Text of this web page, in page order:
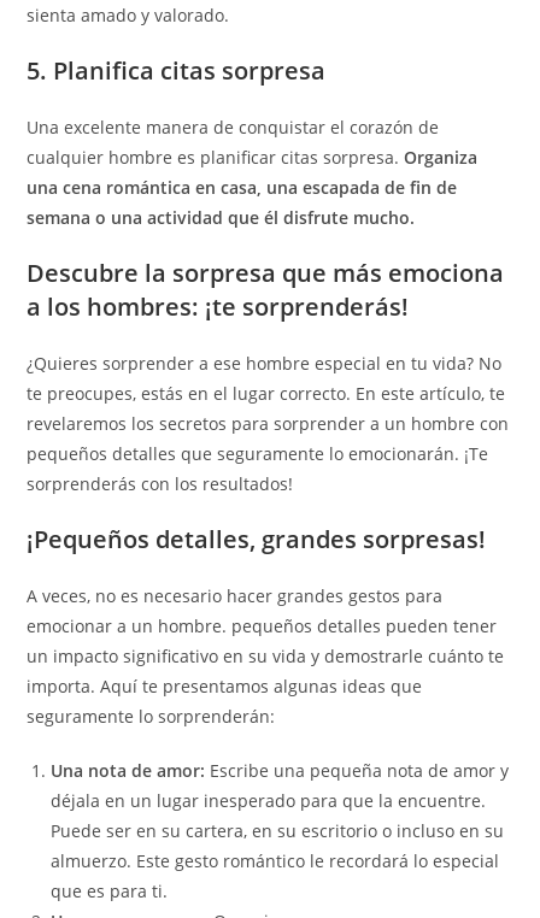
sienta amado y valorado.
5. Planifica citas sorpresa
Una excelente manera de conquistar el corazón de
cualquier hombre es planificar citas sorpresa.Organiza
una cena romántica en casa, una escapada de fin de
semana o una actividad que él disfrute mucho.
Descubre la sorpresa que más emociona
a los hombres: ¡te sorprenderás!
¿Quieres sorprender a ese hombre especial en tu vida? No
te preocupes, estás en el lugar correcto. En este artículo, te
revelaremos los secretos para sorprender a un hombre con
pequeños detalles que seguramente lo emocionarán. ¡Te
sorprenderás con los resultados!
¡Pequeños detalles, grandes sorpresas!
A veces, no es necesario hacer grandes gestos para
emocionar a un hombre. pequeños detalles pueden tener
un impacto significativo en su vida y demostrarle cuánto te
importa. Aquí te presentamos algunas ideas que
seguramente lo sorprenderán:
Una nota de amor: Escribe una pequeña nota de amor y
déjala en un lugar inesperado para que la encuentre.
Puede ser en su cartera, en su escritorio o incluso en su
almuerzo. Este gesto romántico le recordará lo especial
que es para ti.